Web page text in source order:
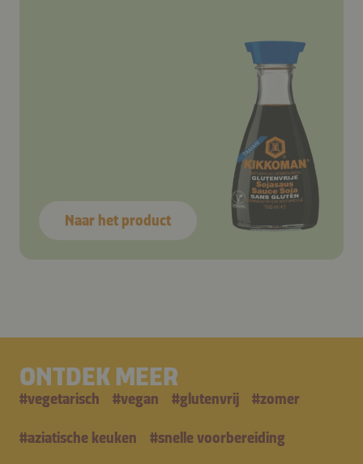
Naar het product
ONTDEK MEER
#vegetarisch #vegan #glutenvrij #zomer
#aziatische keuken #snelle voorbereiding